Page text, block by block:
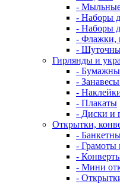
-
- Наборы
- Наборы
- Флажки,
-
Гирлянды и
-
-
-
- Плакаты
- Диски и
Открытки,
-
-
-
- Мини
-